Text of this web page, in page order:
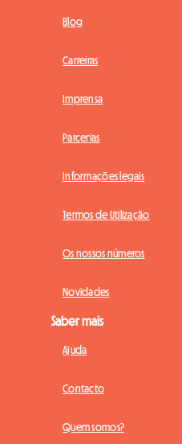
Blog
Carreiras
Imprensa
Parcerias
Informações legais
Termos de Utilização
Os nossos números
Novidades
Saber mais
Ajuda
Contacto
Quem somos?